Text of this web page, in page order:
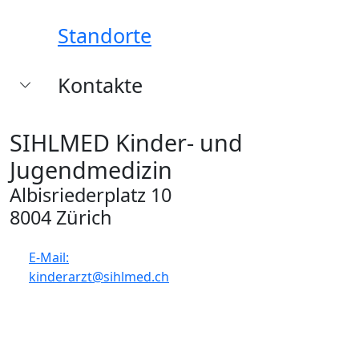
Standorte
Kontakte
SIHLMED Kinder- und
Jugendmedizin
Albisriederplatz 10
8004 Zürich
E-Mail:
kinderarzt@sihlmed.ch